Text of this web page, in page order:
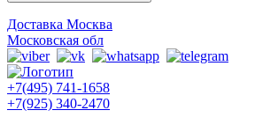
Доставка Москва
Московская обл
+7(495) 741-1658
+7(925) 340-2470